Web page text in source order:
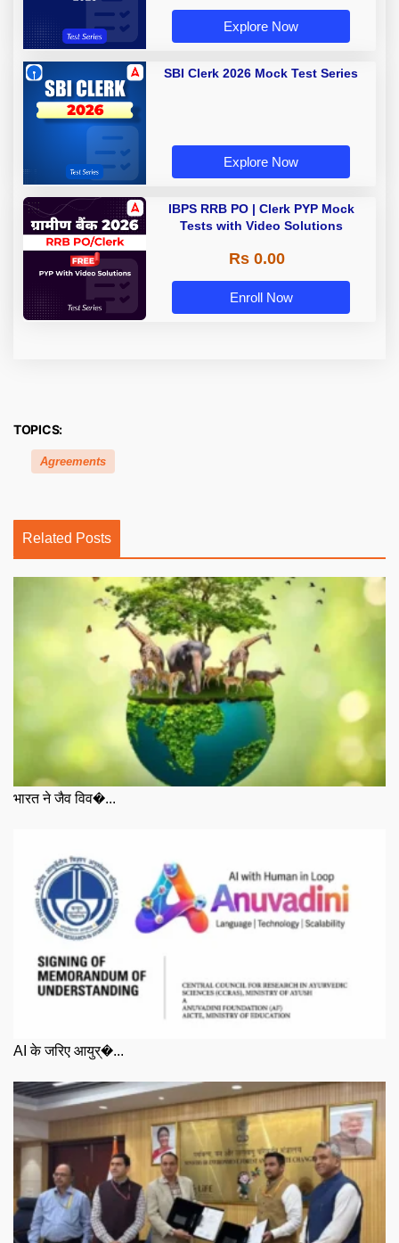
Explore Now
SBI Clerk 2026 Mock Test Series
Explore Now
IBPS RRB PO | Clerk PYP Mock
Tests with Video Solutions
Rs 0.00
Enroll Now
TOPICS:
Agreements
Related Posts
भारत ने जैव विव�...
AI के जरिए आयुर्�...